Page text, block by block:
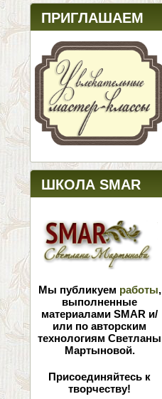
ПРИГЛАШАЕМ
ШКОЛА SMAR
Мы публикуем работы,
выполненные
материалами SMAR и/
или по авторским
технологиям Светланы
Мартыновой.
Присоединяйтесь к
творчеству!